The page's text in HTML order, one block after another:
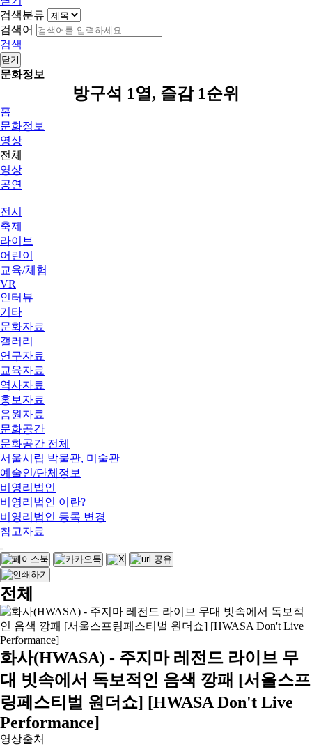
검색분류
검색어
검색
닫기
문화정보
방구석 1열, 즐감 1순위
홈
문화정보
영상
전체
영상
공연
전시
축제
라이브
어린이
교육/체험
VR
인터뷰
기타
문화자료
갤러리
연구자료
교육자료
역사자료
홍보자료
음원자료
문화공간
문화공간 전체
서울시립 박물관, 미술관
예술인/단체정보
비영리법인
비영리법인 이란?
비영리법인 등록 변경
참고자료
전체
화사(HWASA) - 주지마 레전드 라이브 무
대 빗속에서 독보적인 음색 깡패 [서울스프
링페스티벌 원더쇼] [HWASA Don't Live
Performance]
영상출처